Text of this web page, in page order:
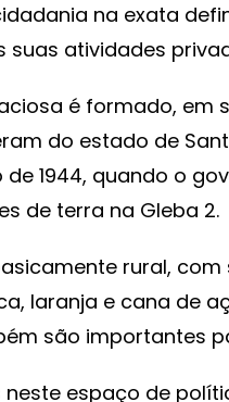
na exata
suas atividades
é formado, em
do estado de
de 1944, quando o
de terra na Gleba 2.
rural,
laranja e cana de
são importantes
espaço de